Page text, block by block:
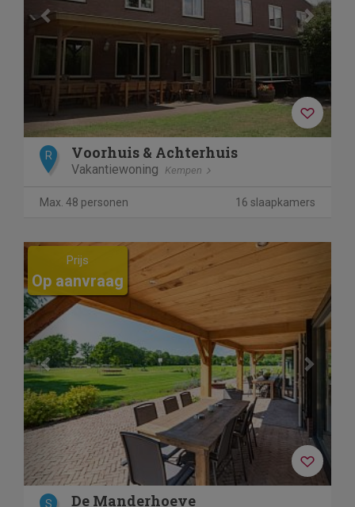
R Voorhuis & Achterhuis
Vakantiewoning Kempen
Max. 48 personen 16 slaapkamers
Previous
Prijs
Op aanvraag
S De Manderhoeve